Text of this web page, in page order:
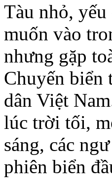
Tàu nhỏ,
muốn vào
nhưng gặp
Chuyến biển
dân Việt
lúc trời tối,
sáng, các
phiên biển